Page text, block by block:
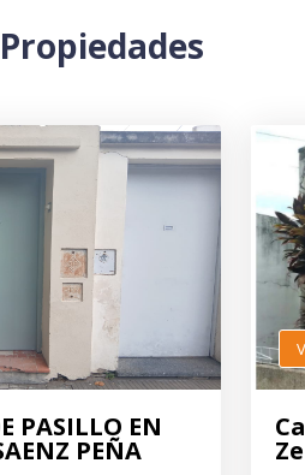
PASILLO EN
PEÑA